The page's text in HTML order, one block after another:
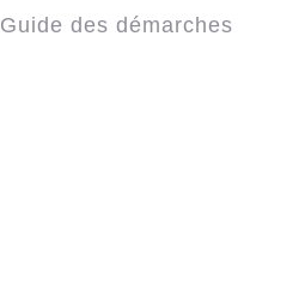
Guide des démarches